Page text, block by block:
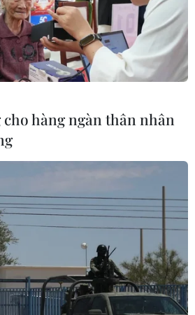
mê khoa học
tạo của Trung
kiện cấp tư
hàng ngàn thân nhân